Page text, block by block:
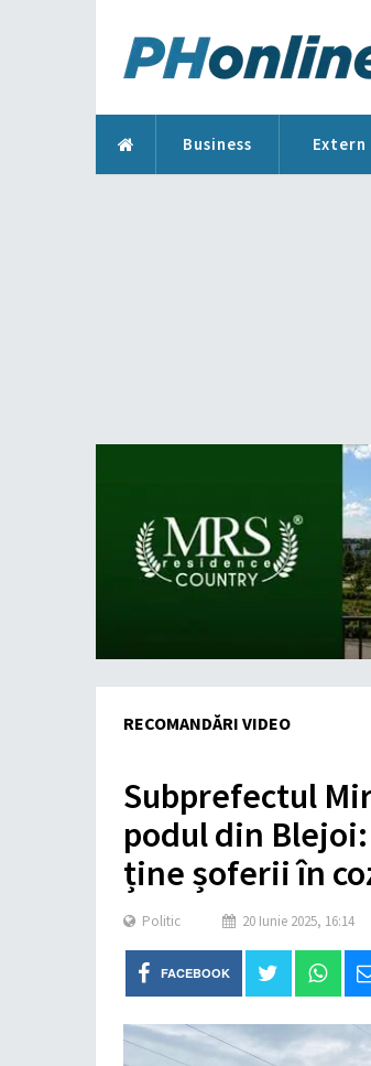
Business Extern
RECOMANDĂRI VIDEO
Subprefectul
podul din
ține șoferii în
Politic 20 Iunie 2025, 16:14
FACEBOOK